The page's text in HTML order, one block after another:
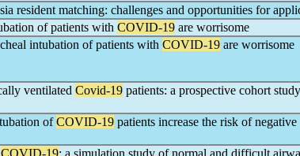
resident matching: challenges and opportunities for
of patients with COVID-19 are worrisome
intubation of patients with COVID-19 are worrisome
ventilated Covid-19 patients: a prospective cohort study
ofCOVID-19 patients increase the risk of negative
COVID-19: a simulation study of normal and difficult